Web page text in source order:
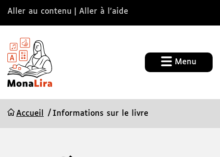
Aller au contenu Aller à l’aide
Menu
Accueil Informations sur le livre